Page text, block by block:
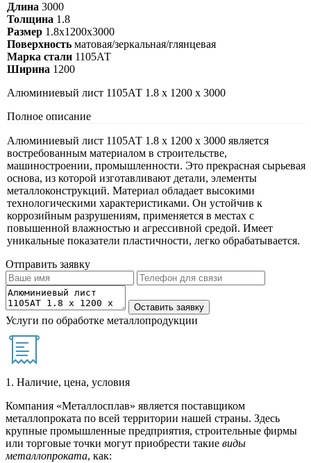
Длина 3000
Толщина 1.8
Размер 1.8х1200х3000
Поверхность матовая/зеркальная/глянцевая
Марка стали 1105АТ
Ширина 1200
Алюминиевый лист 1105АТ 1.8 х 1200 х 3000
Полное описание
Алюминиевый лист 1105АТ 1.8 х 1200 х 3000 является
востребованным материалом в строительстве,
машиностроении, промышленности. Это прекрасная сырьевая
основа, из которой изготавливают детали, элементы
металлоконструкций. Материал обладает высокими
технологическими характеристиками. Он устойчив к
коррозийным разрушениям, применяется в местах с
повышенной влажностью и агрессивной средой. Имеет
уникальные показатели пластичности, легко обрабатывается.
Отправить заявку
Услуги по обработке металлопродукции
1. Наличие, цена, условия
Компания «Металлосплав» является поставщиком
металлопроката по всей территории нашей страны. Здесь
крупные промышленные предприятия, строительные фирмы
или торговые точки могут приобрести такие виды
металлопроката, как: